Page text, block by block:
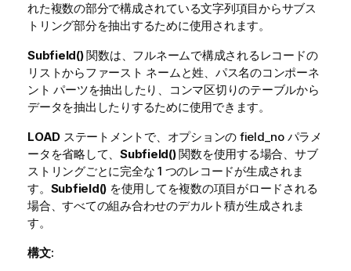
れた複数の部分で構成されている文字列項目からサブス
トリング部分を抽出するために使用されます。
Subfield()関数は、フルネームで構成されるレコードの
リストからファースト ネームと姓、パス名のコンポーネ
ント パーツを抽出したり、コンマ区切りのテーブルから
データを抽出したりするために使用できます。
LOAD ステートメントで、オプションの field_noパラメ
ータを省略して、 Subfield()関数を使用する場合、サブ
ストリングごとに完全な 1 つのレコードが生成されま
す。 Subfield() を使用してを複数の項目がロードされる
場合、すべての組み合わせのデカルト積が生成されま
す。
構文: